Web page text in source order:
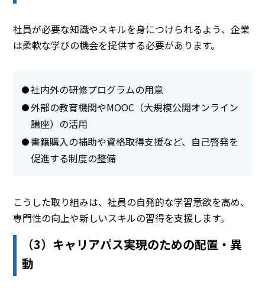
社員が必要な知識やスキルを身につけられるよう、企業
は柔軟な学びの機会を提供する必要があります。
社内外の研修プログラムの用意
外部の教育機関やMOOC（大規模公開オンライン
講座）の活用
書籍購入の補助や資格取得支援など、自己啓発を
促進する制度の整備
こうした取り組みは、社員の自発的な学習意欲を高め、
専門性の向上や新しいスキルの習得を支援します。
（3）キャリアパス実現のための配置・異
動